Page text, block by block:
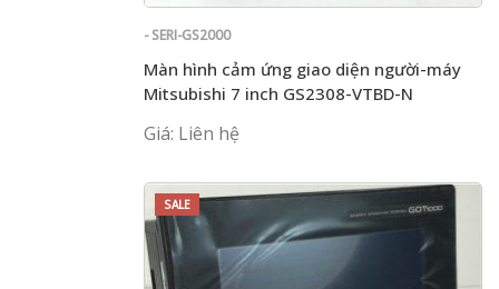
- SERI-GS2000
Màn hình cảm ứng giao diện người-máy
Mitsubishi 7 inch GS2308-VTBD-N
Giá: Liên hệ
SALE